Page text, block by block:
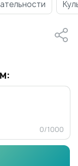
0/1000